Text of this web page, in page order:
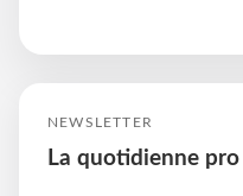
NEWSLETTER
La quotidienne pro